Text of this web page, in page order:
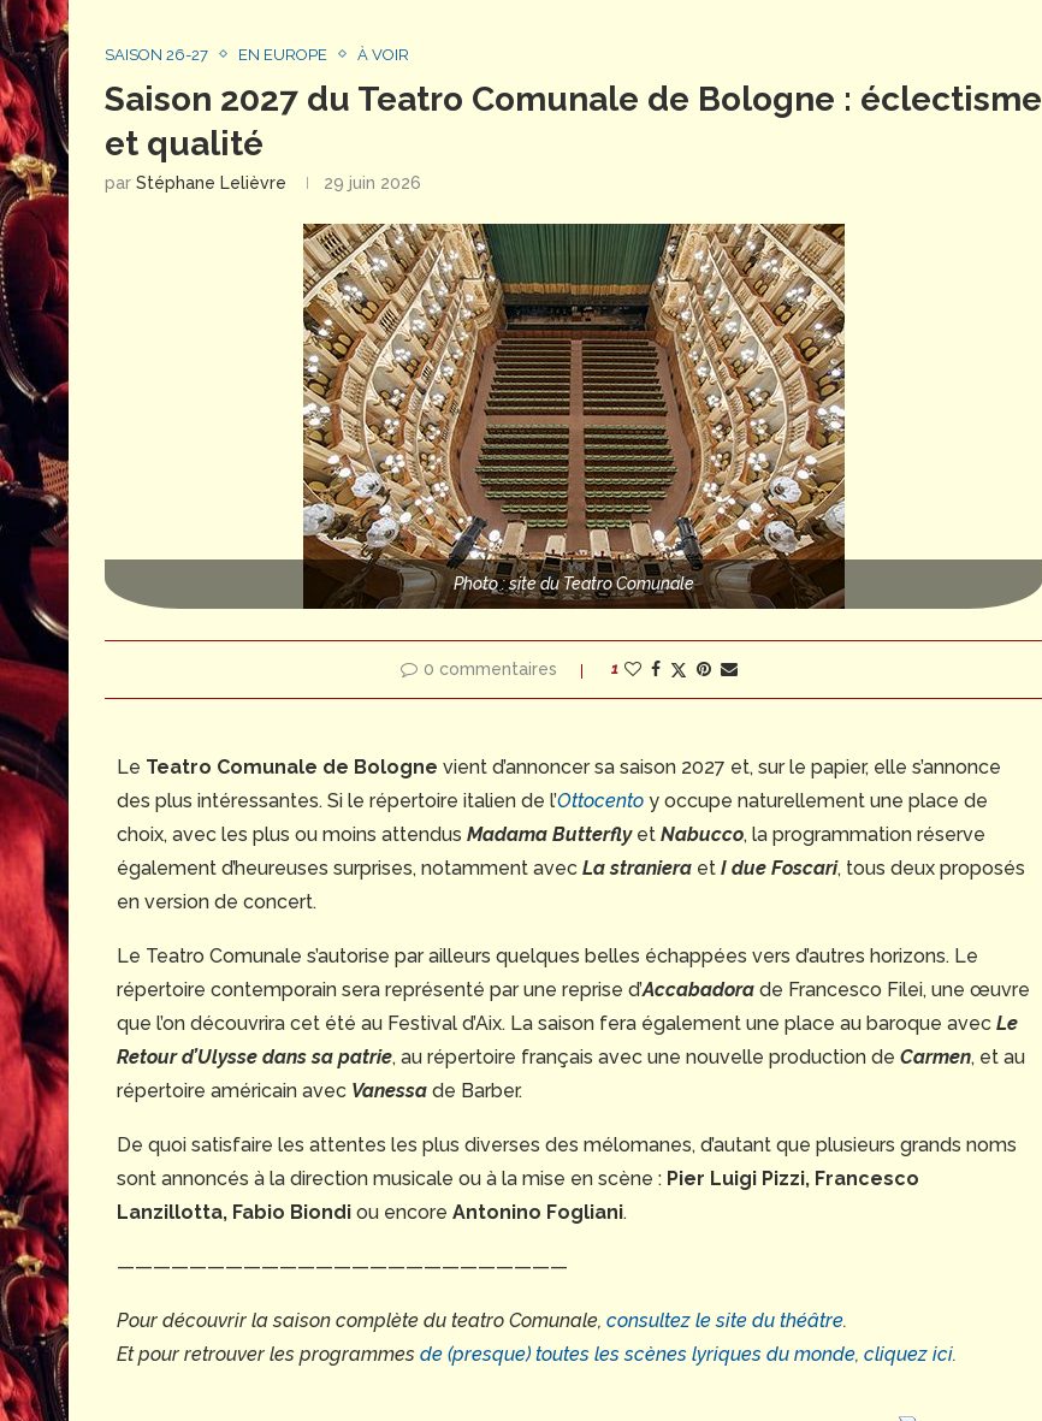
SAISON 26-27 EN EUROPE À VOIR
Saison 2027 du Teatro Comunale de Bologne : éclectisme
et qualité
par Stéphane Lelièvre 29 juin 2026
Photo : site du Teatro Comunale
0 commentaires 1
Le Teatro Comunale de Bologne vient d’annoncer sa saison 2027 et, sur le papier, elle s’annonce
des plus intéressantes. Si le répertoire italien de l’Ottocento y occupe naturellement une place de
choix, avec les plus ou moins attendus Madama Butterflyet Nabucco, la programmation réserve
également d’heureuses surprises, notamment avec La straniera et I due Foscari, tous deux proposés
en version de concert.
Le Teatro Comunale s’autorise par ailleurs quelques belles échappées vers d’autres horizons. Le
répertoire contemporain sera représenté par une reprise d’Accabadora de Francesco Filei, une œuvre
que l’on découvrira cet été au Festival d’Aix. La saison fera également une place au baroque avec Le
Retour d’Ulysse dans sa patrie, au répertoire français avec une nouvelle production de Carmen, et au
répertoire américain avec Vanessa de Barber.
De quoi satisfaire les attentes les plus diverses des mélomanes, d’autant que plusieurs grands noms
sont annoncés à la direction musicale ou à la mise en scène : Pier Luigi Pizzi, Francesco
Lanzillotta, Fabio Biondi ou encore Antonino Fogliani.
—————————————————————————
Pour découvrir la saison complète du teatro Comunale, consultez le site du théâtre.
Et pour retrouver les programmes de (presque) toutes les scènes lyriques du monde, cliquez ici.